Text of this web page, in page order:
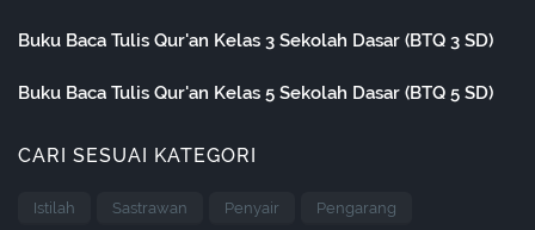
Buku Baca Tulis Qur'an Kelas 3 Sekolah Dasar (BTQ 3 SD)
Buku Baca Tulis Qur'an Kelas 5 Sekolah Dasar (BTQ 5 SD)
CARI SESUAI KATEGORI
Istilah Sastrawan Penyair Pengarang